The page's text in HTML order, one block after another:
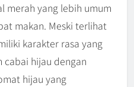
merah yang lebih umum
makan. Meski terlihat
karakter rasa yang
cabai hijau dengan
hijau yang